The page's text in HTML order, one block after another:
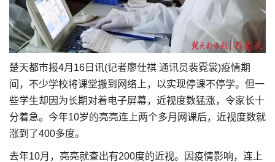
楚天都市报4月16日讯(记者廖仕祺 通讯员裴霓裳)疫情期
间，不少学校将课堂搬到网络上，以实现停课不停学。但一
些学生却因为长期对着电子屏幕，近视度数猛涨，令家长十
分着急。今年10岁的亮亮连上两个多月网课后，近视度数就
涨到了400多度。
去年10月，亮亮就查出有200度的近视。因疫情影响，连上